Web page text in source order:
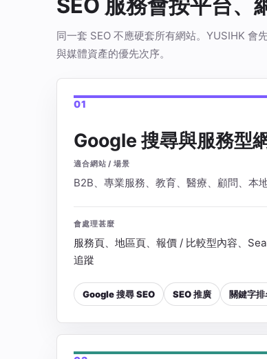
SEO 服務會按平台、
同一套 SEO 不應硬套所有網站。YUSIHK 會
與媒體資產的優先次序。
01
Google 搜尋與服務型
適合網站 / 場景
B2B、專業服務、教育、醫療、顧問、本
會處理甚麼
服務頁、地區頁、報價 / 比較型內容、
追蹤
Google 搜尋 SEO SEO 推廣 關鍵字排